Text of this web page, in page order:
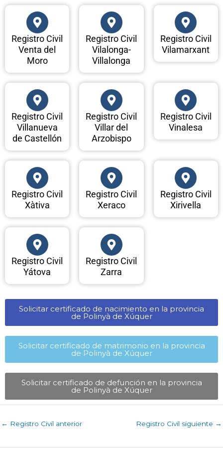
Registro Civil
Venta del
Moro
Registro Civil
Vilalonga-
Villalonga
Registro Civil
Vilamarxant
Registro Civil
Villanueva
de Castellón
Registro Civil
Villar del
Arzobispo
Registro Civil
Vinalesa
Registro Civil
Xàtiva
Registro Civil
Xeraco
Registro Civil
Xirivella
Registro Civil
Yátova
Registro Civil
Zarra
Solicitar certificado de nacimiento en la provincia
de Polinyà de Xúquer​
Solicitar certificado de matrimonio en la provincia
de Polinyà de Xúquer​
Solicitar certificado de defunción en la provincia
de Polinyà de Xúquer​
← Registro Civil anterior Registro Civil siguiente →